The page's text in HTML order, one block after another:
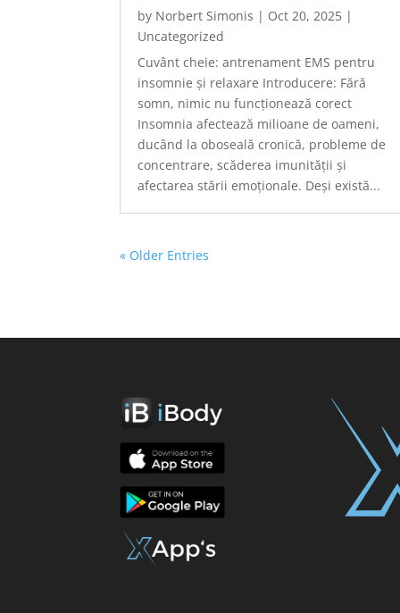
by Norbert Simonis | Oct 20, 2025 |
Uncategorized
Cuvânt cheie: antrenament EMS pentru
insomnie și relaxare Introducere: Fără
somn, nimic nu funcționează corect
Insomnia afectează milioane de oameni,
ducând la oboseală cronică, probleme de
concentrare, scăderea imunității și
afectarea stării emoționale. Deși există...
« Older Entries